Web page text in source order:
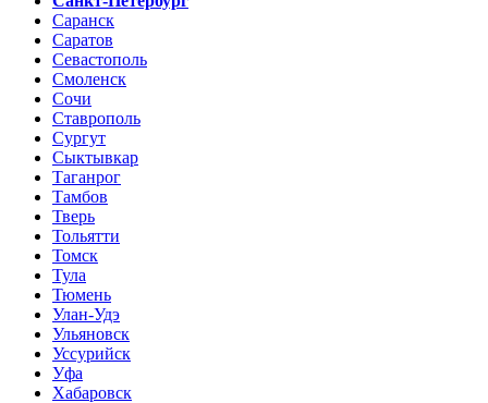
Саранск
Саратов
Севастополь
Смоленск
Сочи
Ставрополь
Сургут
Сыктывкар
Таганрог
Тамбов
Тверь
Тольятти
Томск
Тула
Тюмень
Улан-Удэ
Ульяновск
Уссурийск
Уфа
Хабаровск